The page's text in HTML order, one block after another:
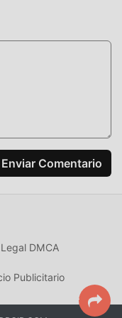
Photo
un solo clic, y hay
esperando a
Enviar Comentario
DMCA
Publicitario